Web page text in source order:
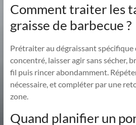
Comment traiter les
graisse de barbecue ?
Prétraiter au dégraissant spécifique
concentré, laisser agir sans sécher,
fil puis rincer abondamment.
nécessaire, et compléter par une
zone.
Quand planifier un